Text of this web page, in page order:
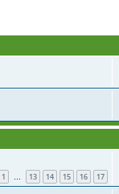
1 … 13 14 15 16 17